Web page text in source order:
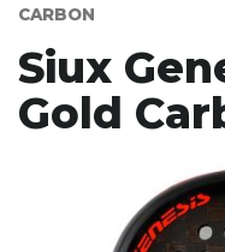
CARBON
Siux
Gold